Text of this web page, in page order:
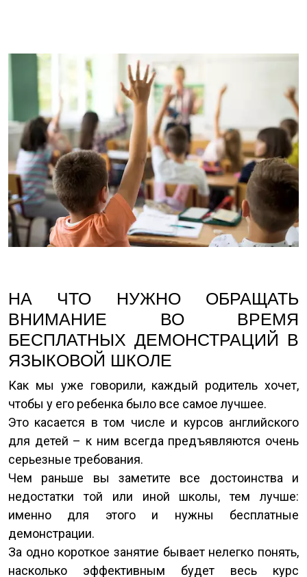
НА ЧТО НУЖНО ОБРАЩАТЬ
ВНИМАНИЕ ВО ВРЕМЯ
БЕСПЛАТНЫХ ДЕМОНСТРАЦИЙ В
ЯЗЫКОВОЙ ШКОЛЕ
Как мы уже говорили, каждый родитель хочет,
чтобы у его ребенка было все самое лучшее.
Это касается в том числе и курсов английского
для детей – к ним всегда предъявляются очень
серьезные требования.
Чем раньше вы заметите все достоинства и
недостатки той или иной школы, тем лучше:
именно для этого и нужны бесплатные
демонстрации.
За одно короткое занятие бывает нелегко понять,
насколько эффективным будет весь курс